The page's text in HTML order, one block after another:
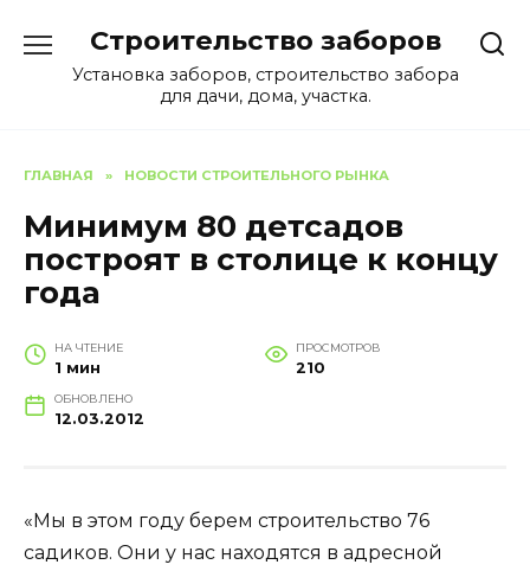
содержанию
Строительство заборов
Установка заборов, строительство забора
для дачи, дома, участка.
ГЛАВНАЯ » НОВОСТИ СТРОИТЕЛЬНОГО РЫНКА
Минимум 80 детсадов
построят в столице к концу
года
НА ЧТЕНИЕ
1 мин
ПРОСМОТРОВ
210
ОБНОВЛЕНО
12.03.2012
«Мы в этом году берем строительство 76
садиков. Они у нас находятся в адресной